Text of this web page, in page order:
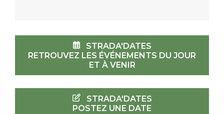
STRADA'DATES
RETROUVEZ LES ÉVÉNEMENTS DU JOUR
ET À VENIR
STRADA'DATES
POSTEZ UNE DATE